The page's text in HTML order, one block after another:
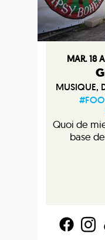
MAR. 18
MUSIQUE,
Quoi de
base